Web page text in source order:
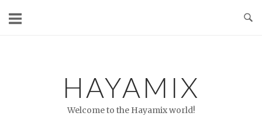
HAYAMIX
Welcome to the Hayamix world!